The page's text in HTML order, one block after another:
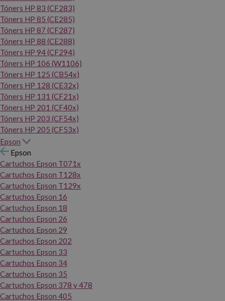
Tóners HP 83 (CF283)
Tóners HP 85 (CE285)
Tóners HP 87 (CF287)
Tóners HP 88 (CE288)
Tóners HP 94 (CF294)
Tóners HP 106 (W1106)
Tóners HP 125 (CB54x)
Tóners HP 128 (CE32x)
Tóners HP 131 (CF21x)
Tóners HP 201 (CF40x)
Tóners HP 203 (CF54x)
Tóners HP 205 (CF53x)
Epson
Epson
Cartuchos Epson T071x
Cartuchos Epson T128x
Cartuchos Epson T129x
Cartuchos Epson 16
Cartuchos Epson 18
Cartuchos Epson 26
Cartuchos Epson 29
Cartuchos Epson 202
Cartuchos Epson 33
Cartuchos Epson 34
Cartuchos Epson 35
Cartuchos Epson 378 y 478
Cartuchos Epson 405